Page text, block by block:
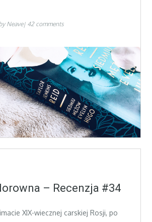
Neave 42 comments
– Recenzja #34
XIX-wiecznej carskiej Rosji, po